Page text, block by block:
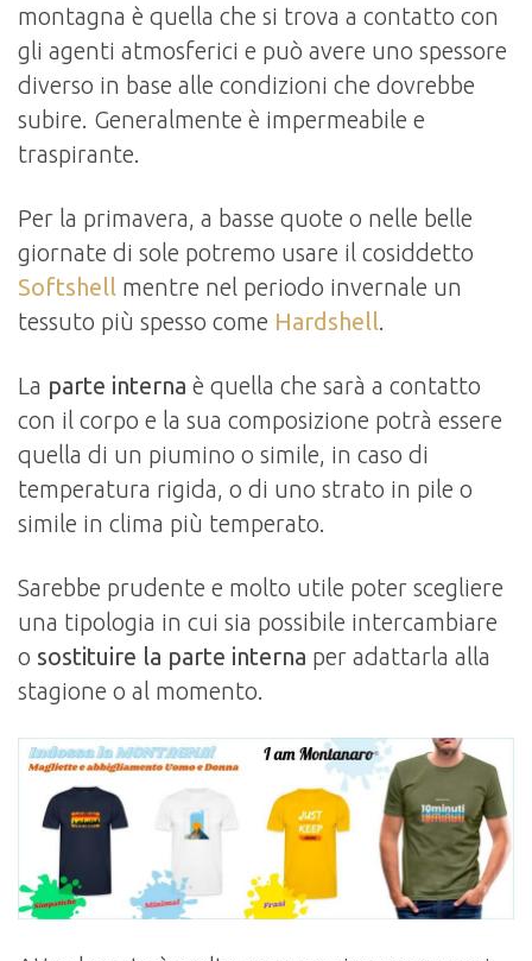
montagna è quella che si trova a contatto con
gli agenti atmosferici e può avere uno spessore
diverso in base alle condizioni che dovrebbe
subire. Generalmente è impermeabile e
traspirante.
Per la primavera, a basse quote o nelle belle
giornate di sole potremo usare il cosiddetto
Softshell mentre nel periodo invernale un
tessuto più spesso come Hardshell.
La parte interna è quella che sarà a contatto
con il corpo e la sua composizione potrà essere
quella di un piumino o simile, in caso di
temperatura rigida, o di uno strato in pile o
simile in clima più temperato.
Sarebbe prudente e molto utile poter scegliere
una tipologia in cui sia possibile intercambiare
o sostituire la parte interna per adattarla alla
stagione o al momento.